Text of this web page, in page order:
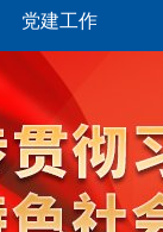
党建工作